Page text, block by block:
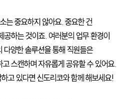
는 중요하지 않아요. 중요한 건
공하는 것이죠. 여러분의 업무 환경이
양한 솔루션을 통해 직원들은
스캔하며 자유롭게 공유할 수 있어요.
고 있다면 신도리코와 함께 해보세요!